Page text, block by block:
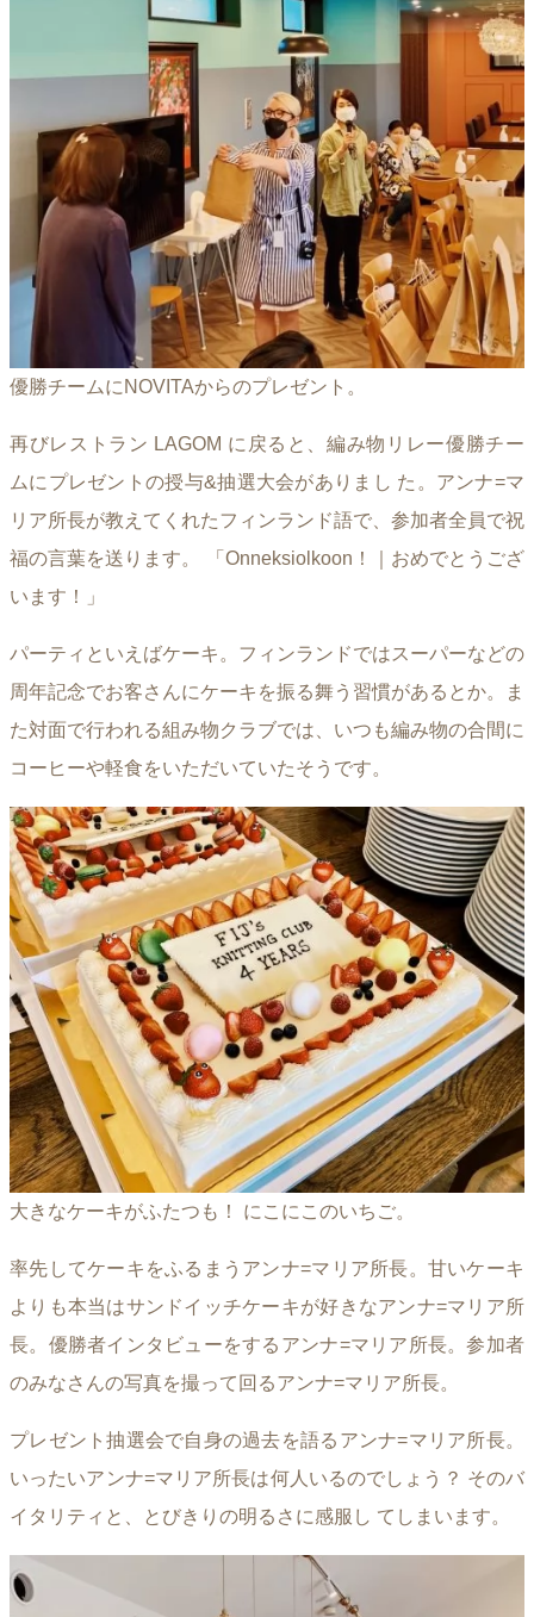
優勝チームにNOVITAからのプレゼント。
再びレストラン LAGOM に戻ると、編み物リレー優勝チー
ムにプレゼントの授与&抽選大会がありまし た。アンナ=マ
リア所長が教えてくれたフィンランド語で、参加者全員で祝
福の言葉を送ります。 「Onneksiolkoon！｜おめでとうござ
います！」
パーティといえばケーキ。フィンランドではスーパーなどの
周年記念でお客さんにケーキを振る舞う習慣があるとか。ま
た対面で行われる組み物クラブでは、いつも編み物の合間に
コーヒーや軽食をいただいていたそうです。
大きなケーキがふたつも！ にこにこのいちご。
率先してケーキをふるまうアンナ=マリア所長。甘いケーキ
よりも本当はサンドイッチケーキが好きなアンナ=マリア所
長。優勝者インタビューをするアンナ=マリア所長。参加者
のみなさんの写真を撮って回るアンナ=マリア所長。
プレゼント抽選会で自身の過去を語るアンナ=マリア所長。
いったいアンナ=マリア所長は何人いるのでしょう？ そのバ
イタリティと、とびきりの明るさに感服し てしまいます。